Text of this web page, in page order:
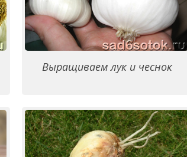
Выращиваем лук и чеснок